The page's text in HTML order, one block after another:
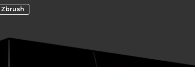
Zbrush